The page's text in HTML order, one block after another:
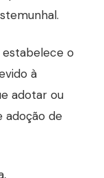
estabelece o
à
adotar ou
adoção de